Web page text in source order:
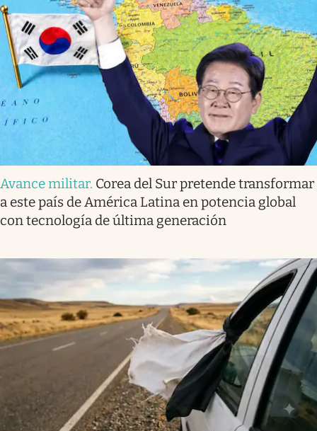
Avance militar. Corea del Sur pretende transformar
a este país de América Latina en potencia global
con tecnología de última generación